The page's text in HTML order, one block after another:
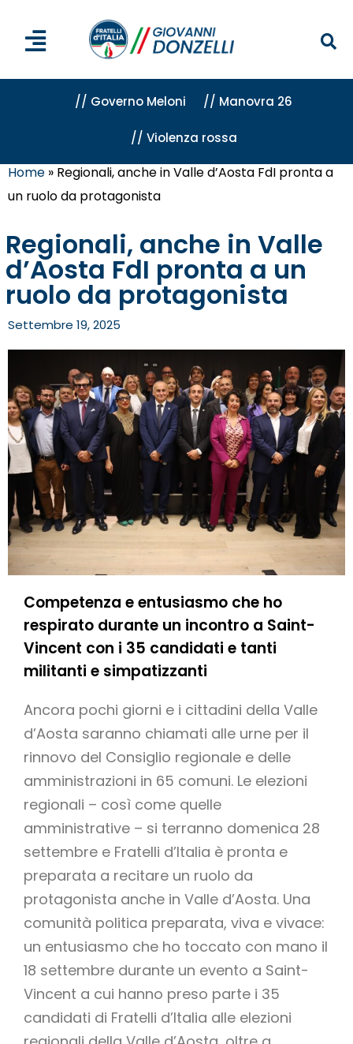
// Governo Meloni // Manovra 26
// Violenza rossa
Home » Regionali, anche in Valle d’Aosta FdI pronta a
un ruolo da protagonista
Regionali, anche in Valle
d’Aosta FdI pronta a un
ruolo da protagonista
Settembre 19, 2025
Competenza e entusiasmo che ho
respirato durante un incontro a Saint-
Vincent con i 35 candidati e tanti
militanti e simpatizzanti
Ancora pochi giorni e i cittadini della Valle
d’Aosta saranno chiamati alle urne per il
rinnovo del Consiglio regionale e delle
amministrazioni in 65 comuni. Le elezioni
regionali – così come quelle
amministrative – si terranno domenica 28
settembre e Fratelli d’Italia è pronta e
preparata a recitare un ruolo da
protagonista anche in Valle d’Aosta. Una
comunità politica preparata, viva e vivace:
un entusiasmo che ho toccato con mano il
18 settembre durante un evento a Saint-
Vincent a cui hanno preso parte i 35
candidati di Fratelli d’Italia alle elezioni